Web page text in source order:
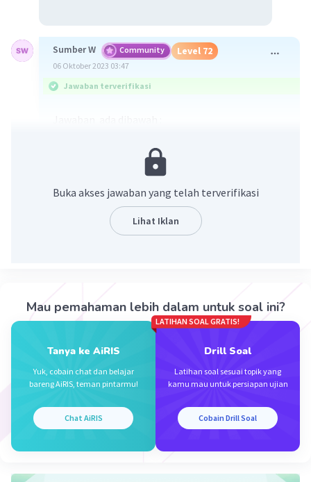
Sumber W Community Level 72
06 Oktober 2023 03:47
Jawaban terverifikasi
Buka akses jawaban yang telah terverifikasi
Lihat Iklan
Mau pemahaman lebih dalam untuk soal ini?
Tanya ke AiRIS
Yuk, cobain chat dan belajar
bareng AiRIS, teman pintarmu!
Chat AiRIS
LATIHAN SOAL GRATIS!
Drill Soal
Latihan soal sesuai topik yang
kamu mau untuk persiapan ujian
Cobain Drill Soal